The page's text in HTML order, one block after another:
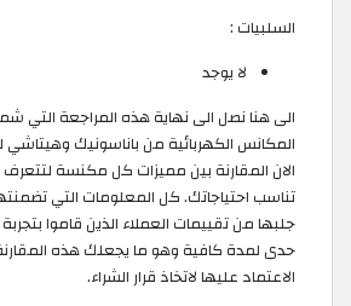
السلبيات :
لا يوجد
الى هنا نصل الى نهاية هذه المراجعة التي
الان المقارنة بين مميزات كل مكنسة
تناسب احتياجاتك. كل المعلومات التي
جلبها من تقييمات العملاء الذين قاموا
حدى لمدة كافية وهو ما يجعلك هذه
الاعتماد عليها لاتخاذ قرار الشراء.